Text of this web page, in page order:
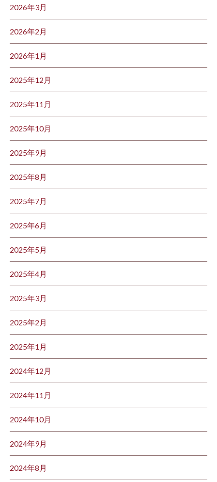
2026年3月
2026年2月
2026年1月
2025年12月
2025年11月
2025年10月
2025年9月
2025年8月
2025年7月
2025年6月
2025年5月
2025年4月
2025年3月
2025年2月
2025年1月
2024年12月
2024年11月
2024年10月
2024年9月
2024年8月